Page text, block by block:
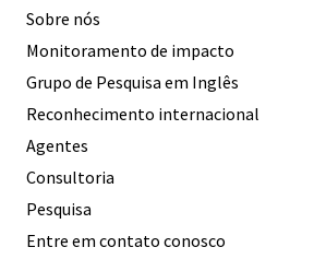
Sobre nós
Monitoramento de impacto
Grupo de Pesquisa em Inglês
Reconhecimento internacional
Agentes
Consultoria
Pesquisa
Entre em contato conosco